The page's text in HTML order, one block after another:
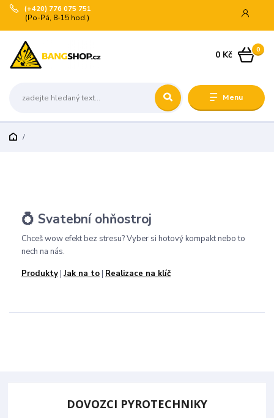
Menu
(+420) 776 075 751
(Po-Pá, 8-15 hod.)
0
0 Kč
💍 Svatební ohňostroj
Chceš wow efekt bez stresu? Vyber si hotový kompakt nebo to
nech na nás.
Produkty | Jak na to | Realizace na klíč
DOVOZCI PYROTECHNIKY